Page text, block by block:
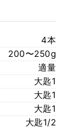
4本
200〜250g
適量
大匙1
大匙1
大匙1
大匙1/2